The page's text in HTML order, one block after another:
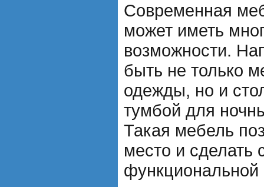
Современная
может иметь
возможности.
быть не только
одежды, но и
тумбой для
Такая мебель
место и сделать
функциональной